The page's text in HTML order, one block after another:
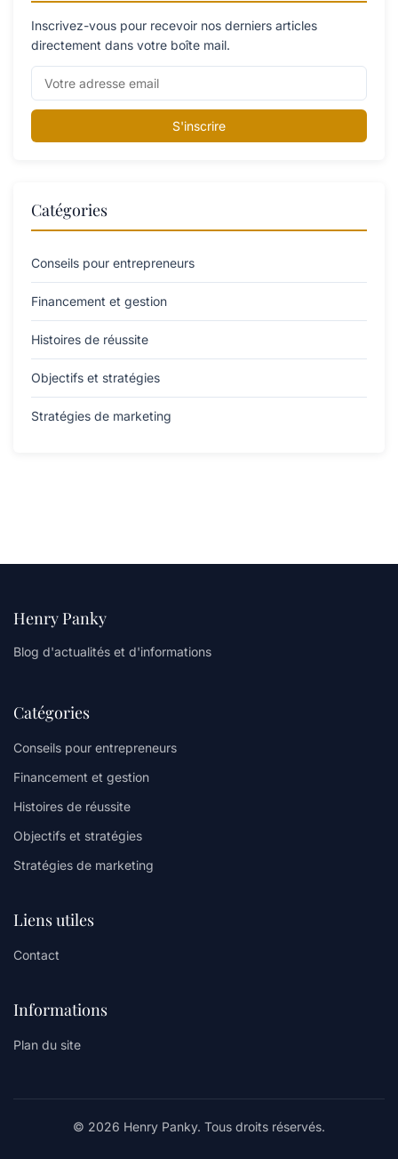
Inscrivez-vous pour recevoir nos derniers articles
directement dans votre boîte mail.
S'inscrire
Catégories
Conseils pour entrepreneurs
Financement et gestion
Histoires de réussite
Objectifs et stratégies
Stratégies de marketing
Henry Panky
Blog d'actualités et d'informations
Catégories
Conseils pour entrepreneurs
Financement et gestion
Histoires de réussite
Objectifs et stratégies
Stratégies de marketing
Liens utiles
Contact
Informations
Plan du site
© 2026 Henry Panky. Tous droits réservés.